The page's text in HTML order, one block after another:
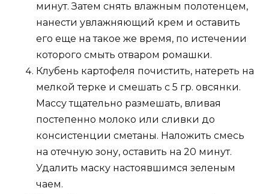
минут. Затем снять влажным полотенцем,
нанести увлажняющий крем и оставить
его еще на такое же время, по истечении
которого смыть отваром ромашки.
Клубень картофеля почистить, натереть на
мелкой терке и смешать с 5 гр. овсянки.
Массу тщательно размешать, вливая
постепенно молоко или сливки до
консистенции сметаны. Наложить смесь
на отечную зону, оставить на 20 минут.
Удалить маску настоявшимся зеленым
чаем.